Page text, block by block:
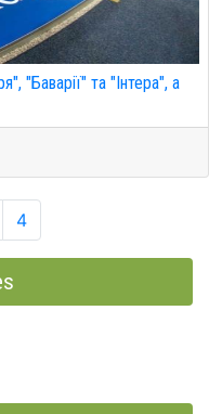
"Баварії" та "Інтера", а
4